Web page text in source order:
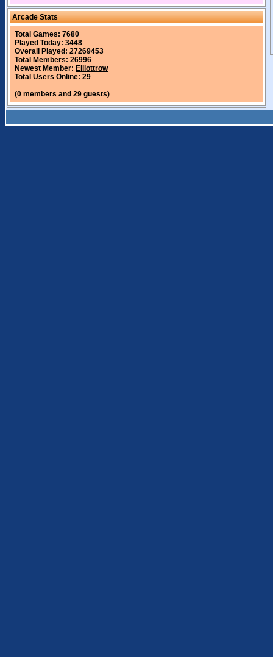
Arcade Stats
Total Games: 7680
Played Today: 3448
Overall Played: 27269453
Total Members: 26996
Newest Member: Elliottrow
Total Users Online: 29
(0 members and 29 guests)